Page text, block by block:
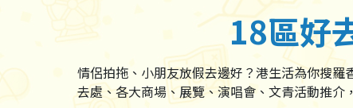
18區好
情侶拍拖、小朋友放假去邊好？港生活為你搜
去處、各大商場、展覽、演唱會、文青活動推介